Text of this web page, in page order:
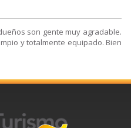
son gente muy agradable.
y totalmente equipado. Bien